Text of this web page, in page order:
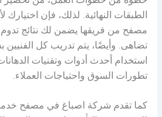
الطبقات النهائية. لذلك، فإن
مصفح من فريقها يضمن لك نتائج تدوم
تضاهى. وأيضًا، يتم تدريب كل
استخدام أحدث أدوات وتقنيات
تطورات السوق واحتياجات العملاء.
كما تقدم شركة اصباغ في مصفح